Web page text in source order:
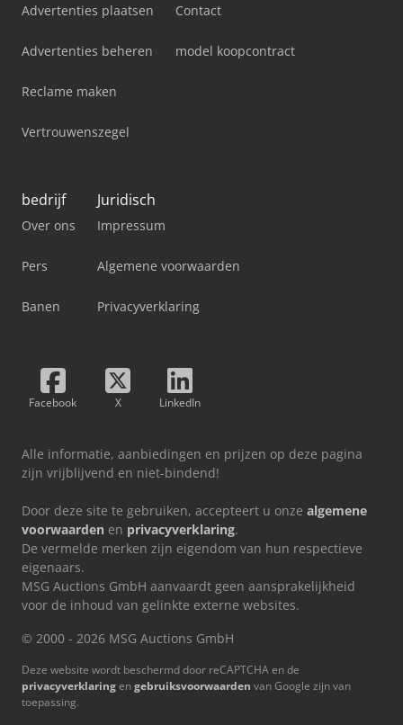
Advertenties plaatsen
Advertenties beheren
Reclame maken
Vertrouwenszegel
Contact
model koopcontract
bedrijf
Over ons
Pers
Banen
Juridisch
Impressum
Algemene voorwaarden
Privacyverklaring
Facebook X LinkedIn
Alle informatie, aanbiedingen en prijzen op deze pagina
zijn vrijblijvend en niet-bindend!
Door deze site te gebruiken, accepteert u onze algemene
voorwaarden en privacyverklaring.
De vermelde merken zijn eigendom van hun respectieve
eigenaars.
MSG Auctions GmbH aanvaardt geen aansprakelijkheid
voor de inhoud van gelinkte externe websites.
© 2000 - 2026 MSG Auctions GmbH
Deze website wordt beschermd door reCAPTCHA en de
privacyverklaringengebruiksvoorwaarden van Google zijn van
toepassing.